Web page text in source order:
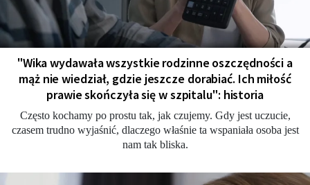
"Wika wydawała wszystkie rodzinne oszczędności a
mąż nie wiedział, gdzie jeszcze dorabiać. Ich miłość
prawie skończyła się w szpitalu": historia
Często kochamy po prostu tak, jak czujemy. Gdy jest uczucie,
czasem trudno wyjaśnić, dlaczego właśnie ta wspaniała osoba jest
nam tak bliska.